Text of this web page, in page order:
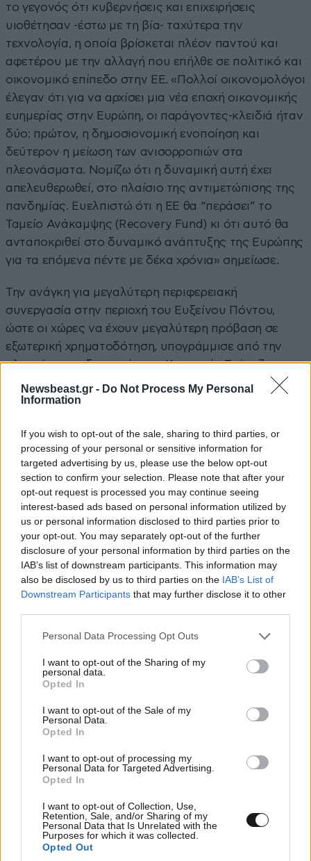
Newsbeast.gr - Do Not Process My Personal
Information
If you wish to opt-out of the sale, sharing to third parties, or
processing of your personal or sensitive information for
targeted advertising by us, please use the below opt-out
section to confirm your selection. Please note that after your
opt-out request is processed you may continue seeing
interest-based ads based on personal information utilized by
us or personal information disclosed to third parties prior to
your opt-out. You may separately opt-out of the further
disclosure of your personal information by third parties on the
IAB’s list of downstream participants. This information may
also be disclosed by us to third parties on the IAB’s List of
Downstream Participants that may further disclose it to other
Please note that this website/app uses one or more Google
not limited to your visit or usage behaviour. You may click to
grant or deny consent to Google and its third-party tags to
use your data for below specified purposes in below Google
consent section.
Personal Data Processing Opt Outs
I want to opt-out of the Sharing of my
personal data.
Opted In
I want to opt-out of the Sale of my
Personal Data.
Opted In
I want to opt-out of processing my
Personal Data for Targeted Advertising.
Opted In
I want to opt-out of Collection, Use,
Retention, Sale, and/or Sharing of my
Personal Data that Is Unrelated with the
Purposes for which it was collected.
Opted Out
το γεγονός ότι κυβερνήσεις και επιχειρήσεις
υιοθέτησαν -έστω με τη βία- ταχύτερα την
τεχνολογία, η οποία βρίσκεται πλέον παντού και
αφετέρου με την αλλαγή που επήλθε σε πολιτικό και
οικονομικό επίπεδο στην ΕΕ. «Πολλοί οικονομολόγοι
έλεγαν ότι για να αρχίσει μια νέα εποχή οικονομικής
ευημερίας στην Ευρώπη, οι παράγοντες-κλειδιά ήταν
δύο: πρώτον, η δημοσιονομική ενοποίηση και
δεύτερον η μείωση των ανισορροπιών στα
πλεονάσματα. Νομίζω ότι η δυναμική αυτή έχει
απελευθερωθεί, στο πλαίσιο της αντιμετώπισης της
πανδημίας. Ευελπιστώ ότι η ΕΕ θα “περάσει” το
Ταμείο Ανάκαμψης (Recovery Fund) κι ότι αυτό θα
ανταποκριθεί στο δυναμικό ανάπτυξης της Ευρώπης
για τα επόμενα πέντε με δέκα χρόνια» σημείωσε.
Την ανάγκη για μεγαλύτερη περιφερειακή
συνεργασία στην περιοχή του Ευξείνου Πόντου,
ώστε οι χώρες να έχουν μεγαλύτερη πρόβαση σε
εξωτερική χρηματοδότηση, υπογράμμισε από την
πλευρά του ο διοικητής της Κεντρικής Τράπεζας της
Γεωργίας, Κόμπα Γκβενετάτζε (Koba Gvenetadze),
προσθέτοντας ότι η πανδημία έδειξε πόσο κακό
Γεωργιανός κεντρικός τραπεζίτης επισήμανε ακόμα
ότι το κοινό πρόβλημα που έχουν οι περισσότερες
χώρες της περιοχής, σε σχέση με άλλα κράτη, είναι η
σημαντική εξάρτησή τους από τον τουρισμό, έναν
κλάδο που η πανδημία αναμένεται να επηρεάσει
αρνητικά για αρκετά χρόνια.
Υπογράμμισε ότι είναι σημαντικός ο συντονισμός
μεταξύ των χωρών για την απλοποίηση των κανόνων
μεταφορών, ώστε το έργο των μεταφορικών
εταιρειών να γίνει ευκολότερο. Σε περιφερειακό
επίπεδο, συμπλήρωσε, η συνεργασία είναι
πληροφορίας. Κατά τον ίδιο, σε επίπεδο χωρών
χρειάζονται συνετές, αντι-κυκλικές πολιτικές στις
συνέργειες με διεθνείς οργανισμούς, όπως η
Τράπεζα Εμπορίου και Ανάπτυξης του Ευξείνου
Πόντου (“Παρευξείνια”), είναι πάντα σημαντική, γιατί
πέρα από τους οικονομικούς πόρους που διαθέτουν,
όπως η τρέχουσα, η εμπειρία και ο επαγγελματισμός
των στελεχών τους.